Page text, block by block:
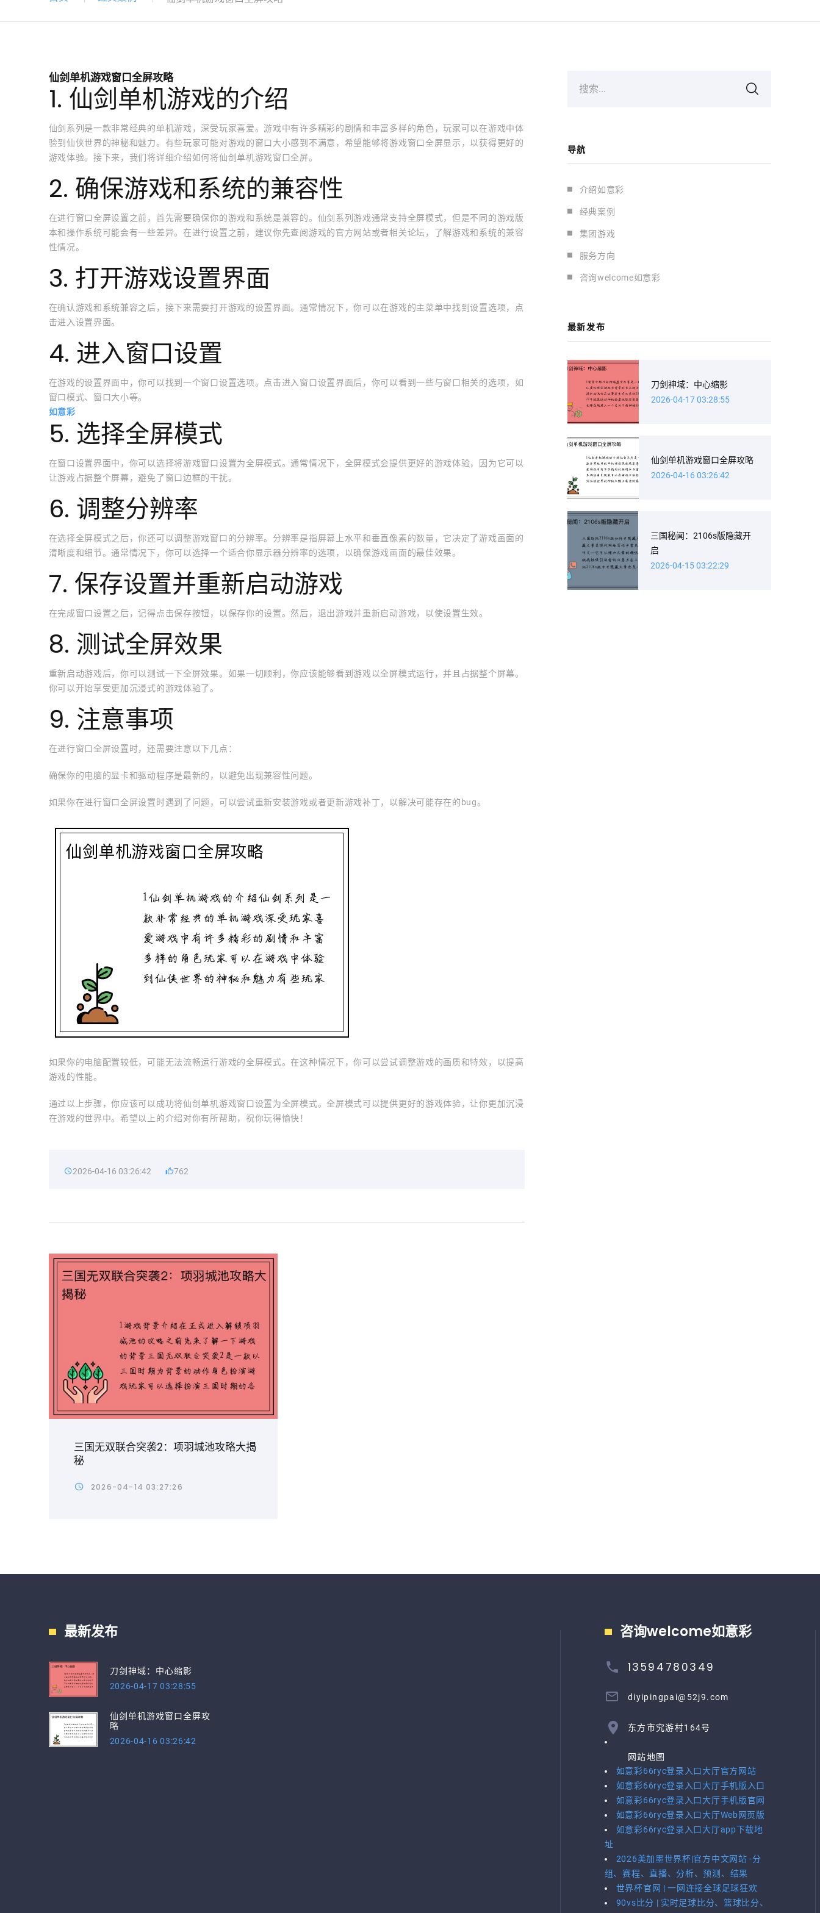
仙剑单机游戏窗口全屏攻略
1. 仙剑单机游戏的介绍
仙剑系列是一款非常经典的单机游戏，深受玩家喜爱。游戏中有许多精彩的剧情和丰富多样的角色，玩家可以在游戏中体
验到仙侠世界的神秘和魅力。有些玩家可能对游戏的窗口大小感到不满意，希望能够将游戏窗口全屏显示，以获得更好的
游戏体验。接下来，我们将详细介绍如何将仙剑单机游戏窗口全屏。
2. 确保游戏和系统的兼容性
在进行窗口全屏设置之前，首先需要确保你的游戏和系统是兼容的。仙剑系列游戏通常支持全屏模式，但是不同的游戏版
本和操作系统可能会有一些差异。在进行设置之前，建议你先查阅游戏的官方网站或者相关论坛，了解游戏和系统的兼容
性情况。
3. 打开游戏设置界面
在确认游戏和系统兼容之后，接下来需要打开游戏的设置界面。通常情况下，你可以在游戏的主菜单中找到设置选项，点
击进入设置界面。
4. 进入窗口设置
在游戏的设置界面中，你可以找到一个窗口设置选项。点击进入窗口设置界面后，你可以看到一些与窗口相关的选项，如
窗口模式、窗口大小等。
如意彩
5. 选择全屏模式
在窗口设置界面中，你可以选择将游戏窗口设置为全屏模式。通常情况下，全屏模式会提供更好的游戏体验，因为它可以
让游戏占据整个屏幕，避免了窗口边框的干扰。
6. 调整分辨率
在选择全屏模式之后，你还可以调整游戏窗口的分辨率。分辨率是指屏幕上水平和垂直像素的数量，它决定了游戏画面的
清晰度和细节。通常情况下，你可以选择一个适合你显示器分辨率的选项，以确保游戏画面的最佳效果。
7. 保存设置并重新启动游戏
在完成窗口设置之后，记得点击保存按钮，以保存你的设置。然后，退出游戏并重新启动游戏，以使设置生效。
8. 测试全屏效果
重新启动游戏后，你可以测试一下全屏效果。如果一切顺利，你应该能够看到游戏以全屏模式运行，并且占据整个屏幕。
你可以开始享受更加沉浸式的游戏体验了。
9. 注意事项
在进行窗口全屏设置时，还需要注意以下几点：
确保你的电脑的显卡和驱动程序是最新的，以避免出现兼容性问题。
如果你在进行窗口全屏设置时遇到了问题，可以尝试重新安装游戏或者更新游戏补丁，以解决可能存在的bug。
如果你的电脑配置较低，可能无法流畅运行游戏的全屏模式。在这种情况下，你可以尝试调整游戏的画质和特效，以提高
游戏的性能。
通过以上步骤，你应该可以成功将仙剑单机游戏窗口设置为全屏模式。全屏模式可以提供更好的游戏体验，让你更加沉浸
在游戏的世界中。希望以上的介绍对你有所帮助，祝你玩得愉快！
2026-04-16 03:26:42 762
三国无双联合突袭2：项羽城池攻略大揭
秘
2026-04-14 03:27:26
搜索...
导航
介绍如意彩
经典案例
集团游戏
服务方向
咨询welcome如意彩
最新发布
刀剑神域：中心缩影
2026-04-17 03:28:55
仙剑单机游戏窗口全屏攻略
2026-04-16 03:26:42
三国秘闻：2106s版隐藏开
启
2026-04-15 03:22:29
最新发布
刀剑神域：中心缩影
2026-04-17 03:28:55
仙剑单机游戏窗口全屏攻
略
2026-04-16 03:26:42
咨询welcome如意彩
13594780349
diyipingpai@52j9.com
东方市究游村164号
网站地图
如意彩66ryc登录入口大厅官方网站
如意彩66ryc登录入口大厅手机版入口
如意彩66ryc登录入口大厅手机版官网
如意彩66ryc登录入口大厅Web网页版
如意彩66ryc登录入口大厅app下载地
址
2026美加墨世界杯|官方中文网站 -分
组、赛程、直播、分析、预测、结果
世界杯官网 | 一网连接全球足球狂欢
90vs比分 | 实时足球比分、篮球比分、